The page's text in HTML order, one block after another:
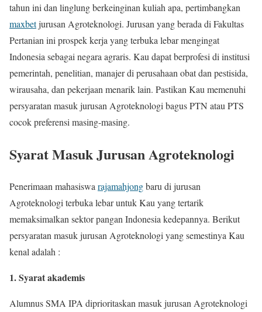
tahun ini dan linglung berkeinginan kuliah apa, pertimbangkan
maxbetjurusan Agroteknologi. Jurusan yang berada di Fakultas
Pertanian ini prospek kerja yang terbuka lebar mengingat
Indonesia sebagai negara agraris. Kau dapat berprofesi di institusi
pemerintah, penelitian, manajer di perusahaan obat dan pestisida,
wirausaha, dan pekerjaan menarik lain. Pastikan Kau memenuhi
persyaratan masuk jurusan Agroteknologi bagus PTN atau PTS
cocok preferensi masing-masing.
Syarat Masuk Jurusan Agroteknologi
Penerimaan mahasiswa rajamahjongbaru di jurusan
Agroteknologi terbuka lebar untuk Kau yang tertarik
memaksimalkan sektor pangan Indonesia kedepannya. Berikut
persyaratan masuk jurusan Agroteknologi yang semestinya Kau
kenal adalah :
1. Syarat akademis
Alumnus SMA IPA diprioritaskan masuk jurusan Agroteknologi